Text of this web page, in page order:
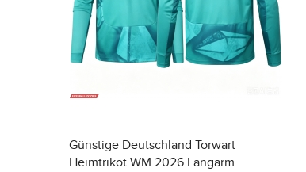
Günstige Deutschland Torwart
Heimtrikot WM 2026 Langarm